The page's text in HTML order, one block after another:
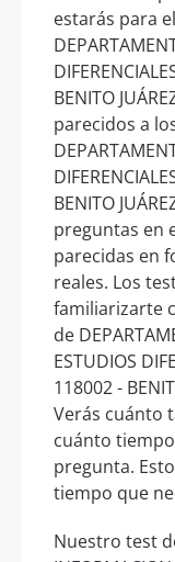
estarás para
BENITO
parecidos a
BENITO
preguntas en
parecidas en
reales. Los
familiarizarte
de
ESTUDIOS
118002 -
Verás cuánto
cuánto
pregunta.
tiempo que
Nuestro test